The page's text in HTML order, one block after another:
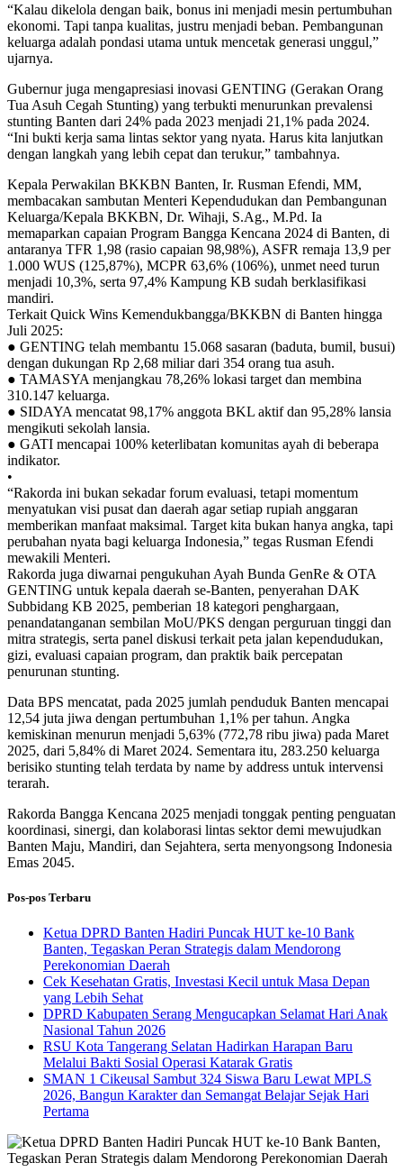
“Kalau dikelola dengan baik, bonus ini menjadi mesin pertumbuhan
ekonomi. Tapi tanpa kualitas, justru menjadi beban. Pembangunan
keluarga adalah pondasi utama untuk mencetak generasi unggul,”
ujarnya.
Gubernur juga mengapresiasi inovasi GENTING (Gerakan Orang
Tua Asuh Cegah Stunting) yang terbukti menurunkan prevalensi
stunting Banten dari 24% pada 2023 menjadi 21,1% pada 2024.
“Ini bukti kerja sama lintas sektor yang nyata. Harus kita lanjutkan
dengan langkah yang lebih cepat dan terukur,” tambahnya.
Kepala Perwakilan BKKBN Banten, Ir. Rusman Efendi, MM,
membacakan sambutan Menteri Kependudukan dan Pembangunan
Keluarga/Kepala BKKBN, Dr. Wihaji, S.Ag., M.Pd. Ia
memaparkan capaian Program Bangga Kencana 2024 di Banten, di
antaranya TFR 1,98 (rasio capaian 98,98%), ASFR remaja 13,9 per
1.000 WUS (125,87%), MCPR 63,6% (106%), unmet need turun
menjadi 10,3%, serta 97,4% Kampung KB sudah berklasifikasi
mandiri.
Terkait Quick Wins Kemendukbangga/BKKBN di Banten hingga
Juli 2025:
● GENTING telah membantu 15.068 sasaran (baduta, bumil, busui)
dengan dukungan Rp 2,68 miliar dari 354 orang tua asuh.
● TAMASYA menjangkau 78,26% lokasi target dan membina
310.147 keluarga.
● SIDAYA mencatat 98,17% anggota BKL aktif dan 95,28% lansia
mengikuti sekolah lansia.
● GATI mencapai 100% keterlibatan komunitas ayah di beberapa
indikator.
•
“Rakorda ini bukan sekadar forum evaluasi, tetapi momentum
menyatukan visi pusat dan daerah agar setiap rupiah anggaran
memberikan manfaat maksimal. Target kita bukan hanya angka, tapi
perubahan nyata bagi keluarga Indonesia,” tegas Rusman Efendi
mewakili Menteri.
Rakorda juga diwarnai pengukuhan Ayah Bunda GenRe & OTA
GENTING untuk kepala daerah se-Banten, penyerahan DAK
Subbidang KB 2025, pemberian 18 kategori penghargaan,
penandatanganan sembilan MoU/PKS dengan perguruan tinggi dan
mitra strategis, serta panel diskusi terkait peta jalan kependudukan,
gizi, evaluasi capaian program, dan praktik baik percepatan
penurunan stunting.
Data BPS mencatat, pada 2025 jumlah penduduk Banten mencapai
12,54 juta jiwa dengan pertumbuhan 1,1% per tahun. Angka
kemiskinan menurun menjadi 5,63% (772,78 ribu jiwa) pada Maret
2025, dari 5,84% di Maret 2024. Sementara itu, 283.250 keluarga
berisiko stunting telah terdata by name by address untuk intervensi
terarah.
Rakorda Bangga Kencana 2025 menjadi tonggak penting penguatan
koordinasi, sinergi, dan kolaborasi lintas sektor demi mewujudkan
Banten Maju, Mandiri, dan Sejahtera, serta menyongsong Indonesia
Emas 2045.
Pos-pos Terbaru
Ketua DPRD Banten Hadiri Puncak HUT ke-10 Bank
Banten, Tegaskan Peran Strategis dalam Mendorong
Perekonomian Daerah
Cek Kesehatan Gratis, Investasi Kecil untuk Masa Depan
yang Lebih Sehat
DPRD Kabupaten Serang Mengucapkan Selamat Hari Anak
Nasional Tahun 2026
RSU Kota Tangerang Selatan Hadirkan Harapan Baru
Melalui Bakti Sosial Operasi Katarak Gratis
SMAN 1 Cikeusal Sambut 324 Siswa Baru Lewat MPLS
2026, Bangun Karakter dan Semangat Belajar Sejak Hari
Pertama